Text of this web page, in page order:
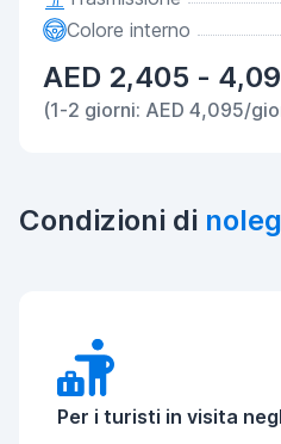
Colore interno
AED 2,405 -
(1-2 giorni: AED 4,095/
Condizioni di
Per i turisti in visita